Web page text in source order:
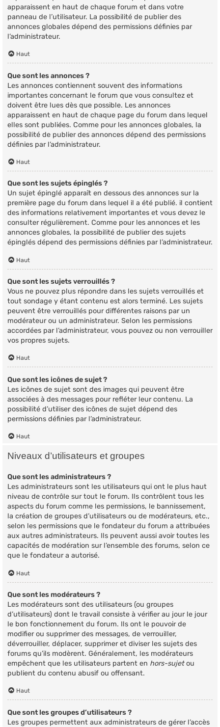
apparaissent en haut de chaque forum et dans votre
panneau de l’utilisateur. La possibilité de publier des
annonces globales dépend des permissions définies par
l’administrateur.
Haut
Que sont les annonces ?
Les annonces contiennent souvent des informations
importantes concernant le forum que vous consultez et
doivent être lues dès que possible. Les annonces
apparaissent en haut de chaque page du forum dans lequel
elles sont publiées. Comme pour les annonces globales, la
possibilité de publier des annonces dépend des permissions
définies par l’administrateur.
Haut
Que sont les sujets épinglés ?
Un sujet épinglé apparaît en dessous des annonces sur la
première page du forum dans lequel il a été publié. il contient
des informations relativement importantes et vous devez le
consulter régulièrement. Comme pour les annonces et les
annonces globales, la possibilité de publier des sujets
épinglés dépend des permissions définies par l’administrateur.
Haut
Que sont les sujets verrouillés ?
Vous ne pouvez plus répondre dans les sujets verrouillés et
tout sondage y étant contenu est alors terminé. Les sujets
peuvent être verrouillés pour différentes raisons par un
modérateur ou un administrateur. Selon les permissions
accordées par l’administrateur, vous pouvez ou non verrouiller
vos propres sujets.
Haut
Que sont les icônes de sujet ?
Les icônes de sujet sont des images qui peuvent être
associées à des messages pour refléter leur contenu. La
possibilité d’utiliser des icônes de sujet dépend des
permissions définies par l’administrateur.
Haut
Niveaux d’utilisateurs et groupes
Que sont les administrateurs ?
Les administrateurs sont les utilisateurs qui ont le plus haut
niveau de contrôle sur tout le forum. Ils contrôlent tous les
aspects du forum comme les permissions, le bannissement,
la création de groupes d’utilisateurs ou de modérateurs, etc.,
selon les permissions que le fondateur du forum a attribuées
aux autres administrateurs. Ils peuvent aussi avoir toutes les
capacités de modération sur l’ensemble des forums, selon ce
que le fondateur a autorisé.
Haut
Que sont les modérateurs ?
Les modérateurs sont des utilisateurs (ou groupes
d’utilisateurs) dont le travail consiste à vérifier au jour le jour
le bon fonctionnement du forum. Ils ont le pouvoir de
modifier ou supprimer des messages, de verrouiller,
déverrouiller, déplacer, supprimer et diviser les sujets des
forums qu’ils modèrent. Généralement, les modérateurs
empêchent que les utilisateurs partent en hors-sujetou
publient du contenu abusif ou offensant.
Haut
Que sont les groupes d’utilisateurs ?
Les groupes permettent aux administrateurs de gérer l’accès